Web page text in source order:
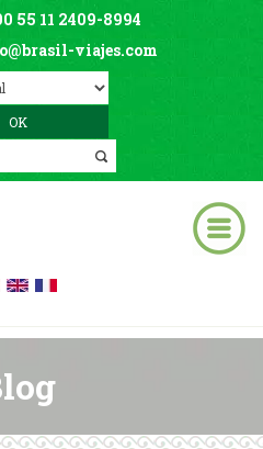
55 11 2409-8994
viajes.com